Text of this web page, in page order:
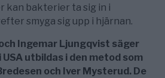
bakterier ta sig in i
smyga sig upp i hjärnan.
Ingemar Ljungqvist säger
utbildas i den metod som
och Iver Mysterud. De